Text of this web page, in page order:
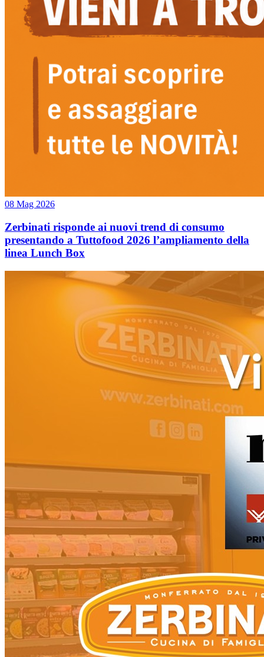
08 Mag 2026
Zerbinati risponde ai nuovi trend di consumo
presentando a Tuttofood 2026 l’ampliamento della
linea Lunch Box